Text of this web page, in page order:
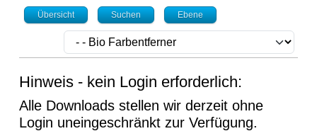
Übersicht Suchen Ebene
Hinweis - kein Login erforderlich:
Alle Downloads stellen wir derzeit ohne
Login uneingeschränkt zur Verfügung.